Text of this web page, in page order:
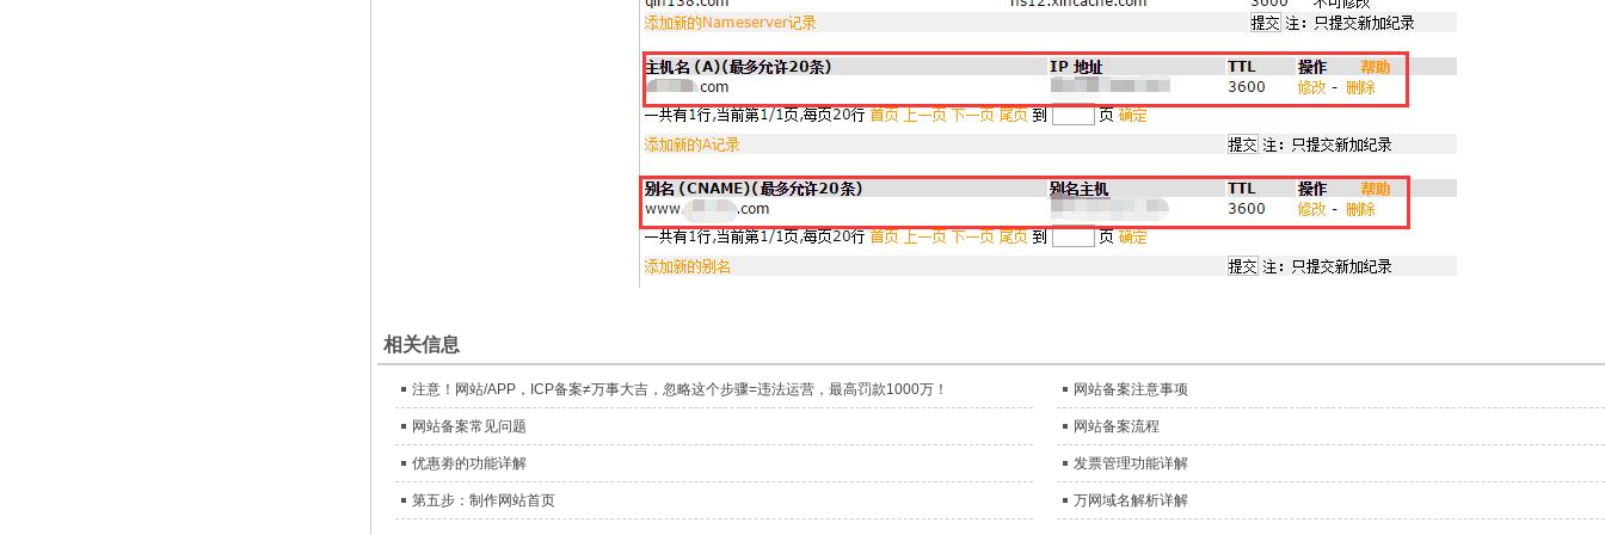
相关信息
注意！网站/APP，ICP备案≠万事大吉，忽略这个步骤=违法运营，最高罚款1000万！ 网站备案注意事项
网站备案常见问题 网站备案流程
优惠劵的功能详解 发票管理功能详解
第五步：制作网站首页 万网域名解析详解